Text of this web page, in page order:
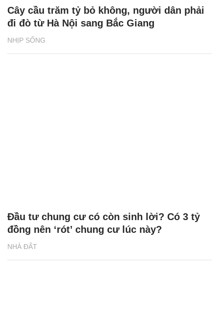
NHỊP SỐNG
Cây cầu trăm tỷ bỏ không, người dân phải
đi đò từ Hà Nội sang Bắc Giang
NHÀ ĐẤT
Đầu tư chung cư có còn sinh lời? Có 3 tỷ
đồng nên ‘rót’ chung cư lúc này?